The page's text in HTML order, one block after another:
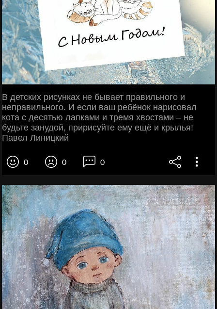
В детских рисунках не бывает правильного и
неправильного. И если ваш ребёнок нарисовал
кота с десятью лапками и тремя хвостами – не
будьте занудой, пририсуйте ему ещё и крылья!
Павел Линицкий
0 0 0